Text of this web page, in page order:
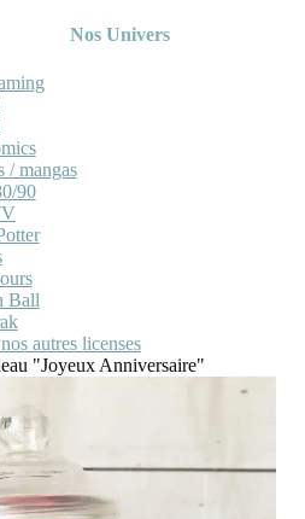
Nos Univers
/ mangas
90
Ball
autres licenses
"Joyeux Anniversaire"